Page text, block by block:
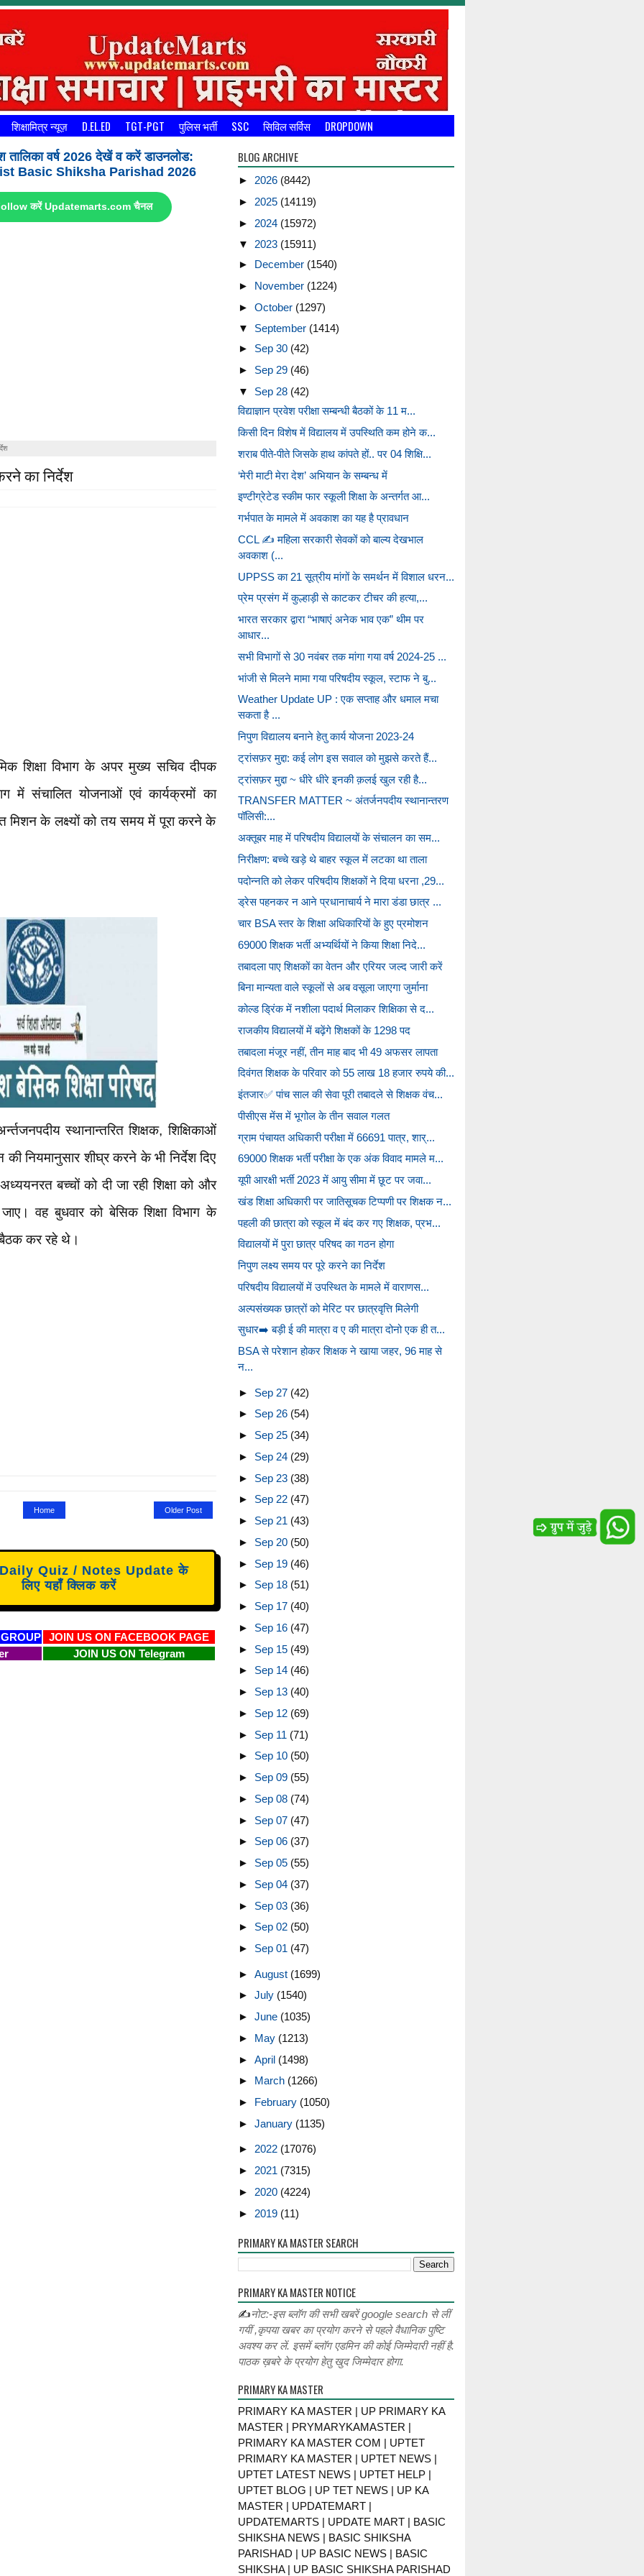
शिक्षामित्र न्यूज़ D.EL.ED TGT-PGT पुलिस भर्ती SSC सिविल सर्विस DROPDOWN
तालिका वर्ष 2026 देखें व करें डाउनलोड:
Basic Shiksha Parishad 2026
करें Updatemarts.com चैनल
का निर्देश
शिक्षा विभाग के अपर मुख्य सचिव दीपक
में संचालित योजनाओं एवं कार्यक्रमों का
मिशन के लक्ष्यों को तय समय में पूरा करने के
स्थानान्तरित शिक्षक, शिक्षिकाओं
नियमानुसार शीघ्र करने के भी निर्देश दिए
बच्चों को दी जा रही शिक्षा को और
वह बुधवार को बेसिक शिक्षा विभाग के
बैठक कर रहे थे।
Older Post
Home
Quiz / Notes Update के
लिए यहाँ क्लिक करें
JOIN US ON FACEBOOK PAGE
JOIN US ON Telegram
BLOG ARCHIVE
► 2026 (8442)
► 2025 (14119)
► 2024 (15972)
▼ 2023 (15911)
► December (1540)
► November (1224)
► October (1297)
▼ September (1414)
► Sep 30 (42)
► Sep 29 (46)
▼ Sep 28 (42)
विद्याज्ञान प्रवेश परीक्षा सम्बन्धी बैठकों के 11 म...
किसी दिन विशेष में विद्यालय में उपस्थिति कम होने क...
शराब पीते-पीते जिसके हाथ कांपते हों.. पर 04 शिक्षि...
‘मेरी माटी मेरा देश’ अभियान के सम्बन्ध में
इण्टीग्रेटेड स्कीम फार स्कूली शिक्षा के अन्तर्गत आ...
गर्भपात के मामले में अवकाश का यह है प्रावधान
CCL ✍️ महिला सरकारी सेवकों को बाल्य देखभाल
अवकाश (...
UPPSS का 21 सूत्रीय मांगों के समर्थन में विशाल धरन...
प्रेम प्रसंग में कुल्हाड़ी से काटकर टीचर की हत्या,...
भारत सरकार द्वारा “भाषाएं अनेक भाव एक” थीम पर
आधार...
सभी विभागों से 30 नवंबर तक मांगा गया वर्ष 2024-25 ...
भांजी से मिलने मामा गया परिषदीय स्कूल, स्टाफ ने बु...
Weather Update UP : एक सप्ताह और धमाल मचा
सकता है ...
निपुण विद्यालय बनाने हेतु कार्य योजना 2023-24
ट्रांसफ़र मुद्दा: कई लोग इस सवाल को मुझसे करते हैं...
ट्रांसफ़र मुद्दा ~ धीरे धीरे इनकी क़लई खुल रही है...
TRANSFER MATTER ~ अंतर्जनपदीय स्थानान्तरण
पॉलिसी:...
अक्तूबर माह में परिषदीय विद्यालयों के संचालन का सम...
निरीक्षण: बच्चे खड़े थे बाहर स्कूल में लटका था ताला
पदोन्नति को लेकर परिषदीय शिक्षकों ने दिया धरना ,29...
ड्रेस पहनकर न आने प्रधानाचार्य ने मारा डंडा छात्र ...
चार BSA स्तर के शिक्षा अधिकारियों के हुए प्रमोशन
69000 शिक्षक भर्ती अभ्यर्थियों ने किया शिक्षा निदे...
तबादला पाए शिक्षकों का वेतन और एरियर जल्द जारी करें
बिना मान्यता वाले स्कूलों से अब वसूला जाएगा जुर्माना
कोल्ड ड्रिंक में नशीला पदार्थ मिलाकर शिक्षिका से द...
राजकीय विद्यालयों में बढ़ेंगे शिक्षकों के 1298 पद
तबादला मंजूर नहीं, तीन माह बाद भी 49 अफसर लापता
दिवंगत शिक्षक के परिवार को 55 लाख 18 हजार रुपये की...
इंतजार✅ पांच साल की सेवा पूरी तबादले से शिक्षक वंच...
पीसीएस मेंस में भूगोल के तीन सवाल गलत
ग्राम पंचायत अधिकारी परीक्षा में 66691 पात्र, शार्...
69000 शिक्षक भर्ती परीक्षा के एक अंक विवाद मामले म...
यूपी आरक्षी भर्ती 2023 में आयु सीमा में छूट पर जवा...
खंड शिक्षा अधिकारी पर जातिसूचक टिप्पणी पर शिक्षक न...
पहली की छात्रा को स्कूल में बंद कर गए शिक्षक, प्रभ...
विद्यालयों में पुरा छात्र परिषद का गठन होगा
निपुण लक्ष्य समय पर पूरे करने का निर्देश
परिषदीय विद्यालयों में उपस्थित के मामले में वाराणस...
अल्पसंख्यक छात्रों को मेरिट पर छात्रवृत्ति मिलेगी
सुधार➡️ बड़ी ई की मात्रा व ए की मात्रा दोनो एक ही त...
BSA से परेशान होकर शिक्षक ने खाया जहर, 96 माह से
न...
► Sep 27 (42)
► Sep 26 (54)
► Sep 25 (34)
► Sep 24 (29)
► Sep 23 (38)
► Sep 22 (47)
► Sep 21 (43)
► Sep 20 (50)
► Sep 19 (46)
► Sep 18 (51)
► Sep 17 (40)
► Sep 16 (47)
► Sep 15 (49)
► Sep 14 (46)
► Sep 13 (40)
► Sep 12 (69)
► Sep 11 (71)
► Sep 10 (50)
► Sep 09 (55)
► Sep 08 (74)
► Sep 07 (47)
► Sep 06 (37)
► Sep 05 (55)
► Sep 04 (37)
► Sep 03 (36)
► Sep 02 (50)
► Sep 01 (47)
► August (1699)
► July (1540)
► June (1035)
► May (1213)
► April (1498)
► March (1266)
► February (1050)
► January (1135)
► 2022 (17076)
► 2021 (7315)
► 2020 (4224)
► 2019 (11)
PRIMARY KA MASTER SEARCH
PRIMARY KA MASTER NOTICE
✍नोट:-इस ब्लॉग की सभी खबरें google search से लीं
गयीं ,कृपया खबर का प्रयोग करने से पहले वैधानिक पुष्टि
अवश्य कर लें. इसमें ब्लॉग एडमिन की कोई जिम्मेदारी नहीं है.
पाठक ख़बरे के प्रयोग हेतु खुद जिम्मेदार होगा.
PRIMARY KA MASTER
PRIMARY KA MASTER | UP PRIMARY KA
MASTER | PRYMARYKAMASTER |
PRIMARY KA MASTER COM | UPTET
PRIMARY KA MASTER | UPTET NEWS |
UPTET LATEST NEWS | UPTET HELP |
UPTET BLOG | UP TET NEWS | UP KA
MASTER | UPDATEMART |
UPDATEMARTS | UPDATE MART | BASIC
SHIKSHA NEWS | BASIC SHIKSHA
PARISHAD | UP BASIC NEWS | BASIC
SHIKSHA | UP BASIC SHIKSHA PARISHAD